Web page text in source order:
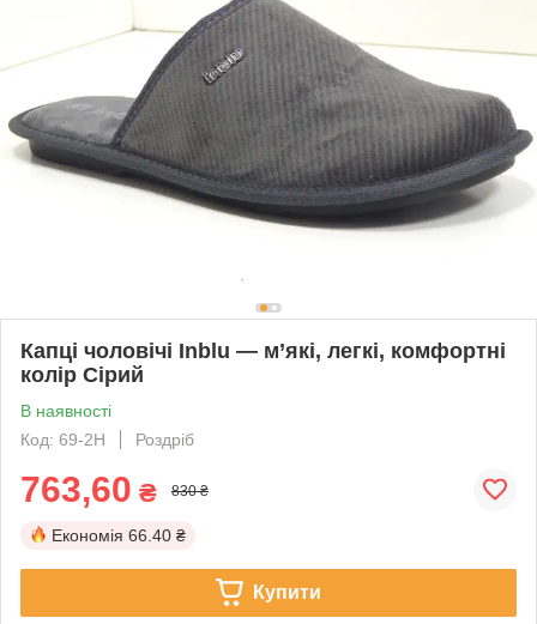
Капці чоловічі Inblu — м’які, легкі, комфортні
колір Сірий
В наявності
Код: 69-2H
Роздріб
763,60 ₴ 830 ₴
Економія 66.40 ₴
Купити